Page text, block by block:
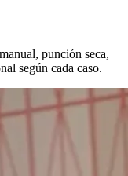
punción seca,
según cada caso.